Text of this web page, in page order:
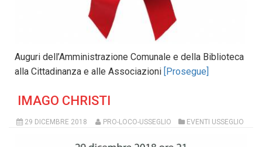
Auguri dell’Amministrazione Comunale e della Biblioteca
alla Cittadinanza e alle Associazioni [Prosegue]
IMAGO CHRISTI
29 DICEMBRE 2018 PRO-LOCO-USSEGLIO EVENTI USSEGLIO